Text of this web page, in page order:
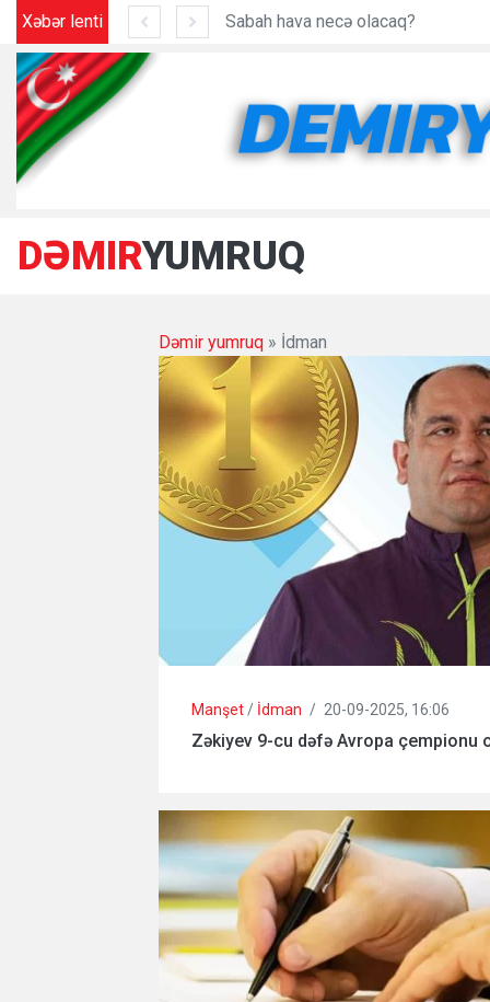
Xəbər lenti
DƏMIRYUMRUQ
Dəmir yumruq » İdman
Manşet / İdman / 20-09-2025, 16:06
Zəkiyev 9-cu dəfə Avropa çempionu